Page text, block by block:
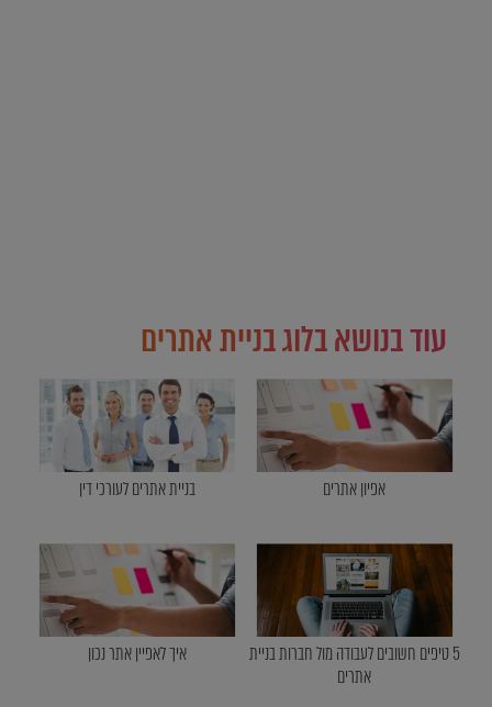
עוד בנושא בלוג בניית אתרים
אפיון אתרים בניית אתרים לעורכי דין
5 טיפים חשובים לעבודה מול חברות בניית
אתרים
איך לאפיין אתר נכון